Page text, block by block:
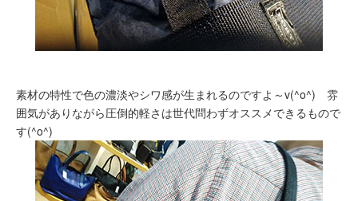
素材の特性で色の濃淡やシワ感が生まれるのですよ～v(^o^) 雰
囲気がありながら圧倒的軽さは世代問わずオススメできるもので
す(^o^)